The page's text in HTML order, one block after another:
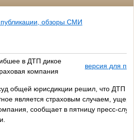
обзоры СМИ
в ДТП дикое
компания
версия для
общей юрисдикции решил, что ДТП с
является страховым случаем, ущерб
сообщает в пятницу пресс-